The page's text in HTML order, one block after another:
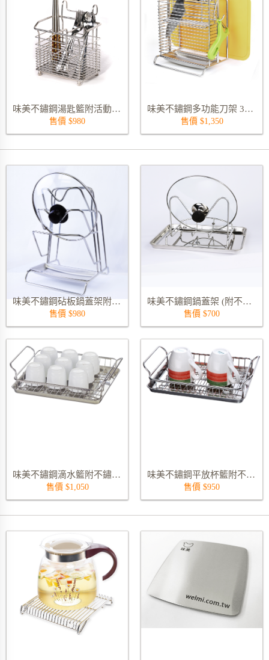
味美不鏽鋼湯匙籃附活動集水盤 5288NS
售價 $980
味美不鏽鋼多功能刀架 3183S
售價 $1,350
味美不鏽鋼砧板鍋蓋架附不鏽鋼滴水盤 3275S
售價 $980
味美不鏽鋼鍋蓋架 (附不鏽鋼滴水盤) 3248S
售價 $700
味美不鏽鋼滴水籃附不鏽鋼滴水大盤 3247AS
售價 $1,050
味美不鏽鋼平放杯籃附不鏽鋼滴水中盤 3247BS
售價 $950